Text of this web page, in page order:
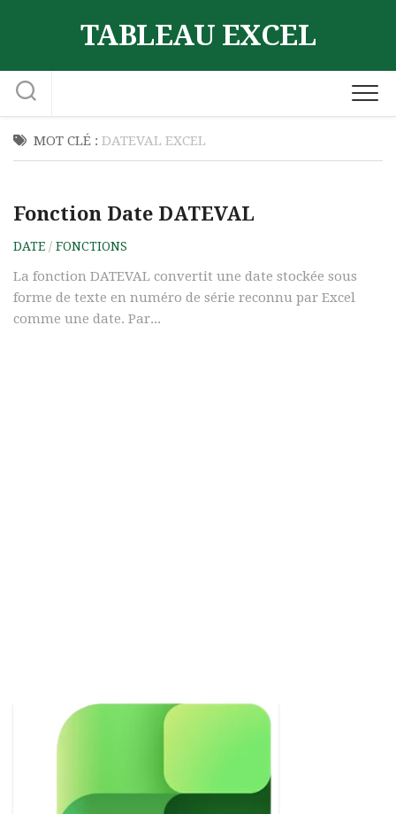
TABLEAU EXCEL
MOT CLÉ : DATEVAL EXCEL
Fonction Date DATEVAL
DATE / FONCTIONS
La fonction DATEVAL convertit une date stockée sous
forme de texte en numéro de série reconnu par Excel
comme une date. Par...